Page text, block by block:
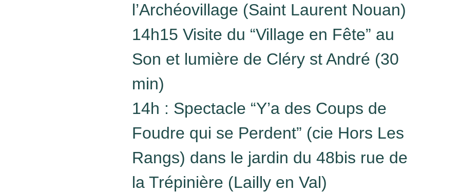
l’Archéovillage (Saint Laurent Nouan)
14h15 Visite du “Village en Fête” au
Son et lumière de Cléry st André (30
min)
14h : Spectacle “Y’a des Coups de
Foudre qui se Perdent” (cie Hors Les
Rangs) dans le jardin du 48bis rue de
la Trépinière (Lailly en Val)